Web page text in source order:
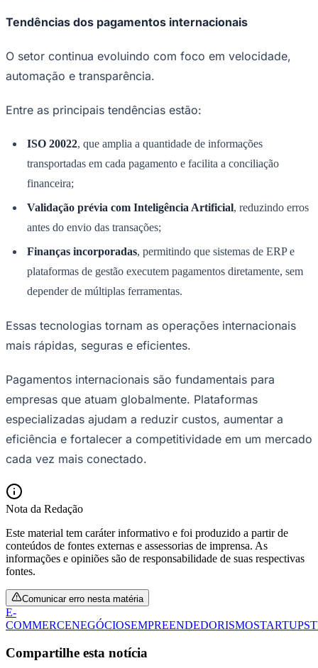
Fluminense
Tendências dos pagamentos internacionais
O setor continua evoluindo com foco em velocidade,
automação e transparência.
Entre as principais tendências estão:
ISO 20022, que amplia a quantidade de informações
transportadas em cada pagamento e facilita a conciliação
financeira;
Validação prévia com Inteligência Artificial, reduzindo erros
antes do envio das transações;
Finanças incorporadas, permitindo que sistemas de ERP e
plataformas de gestão executem pagamentos diretamente, sem
depender de múltiplas ferramentas.
Essas tecnologias tornam as operações internacionais
mais rápidas, seguras e eficientes.
Pagamentos internacionais são fundamentais para
empresas que atuam globalmente. Plataformas
especializadas ajudam a reduzir custos, aumentar a
eficiência e fortalecer a competitividade em um mercado
cada vez mais conectado.
Nota da Redação
Este material tem caráter informativo e foi produzido a partir de
conteúdos de fontes externas e assessorias de imprensa. As
informações e opiniões são de responsabilidade de suas respectivas
fontes.
Comunicar erro nesta matéria
E-
COMMERCENEGÓCIOSEMPREENDEDORISMOSTARTUPS
Compartilhe esta notícia